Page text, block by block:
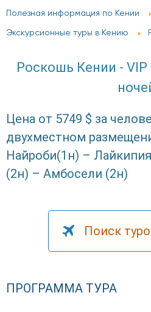
Полезная информация по Кении
Экскурсионные туры в Кению
Роскошь Кении -
Цена от 5749 $ за
двухместном
Найроби(1н) –
(2н) – Амбосели (2н)
Поиск
ПРОГРАММА ТУРА